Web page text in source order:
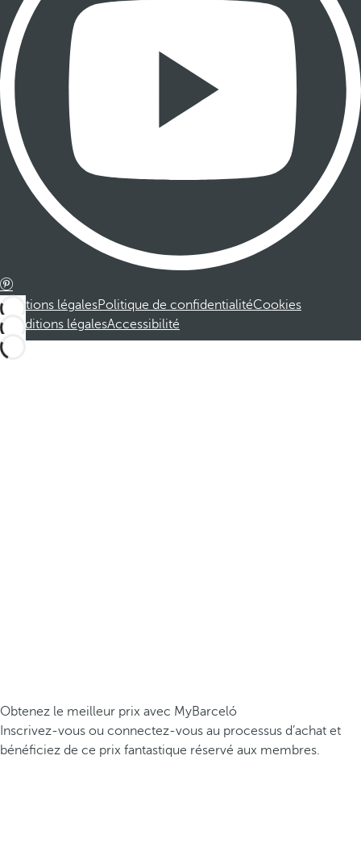
Mentions légalesPolitique de confidentialitéCookies
Conditions légalesAccessibilité
Obtenez le meilleur prix avec MyBarceló
Inscrivez-vous ou connectez-vous au processus d’achat et
bénéficiez de ce prix fantastique réservé aux membres.